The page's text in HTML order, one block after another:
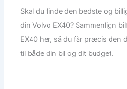
Skal du finde den bedste og
din Volvo EX40? Sammenlign
EX40 her, så du får præcis den
til både din bil og dit budget.